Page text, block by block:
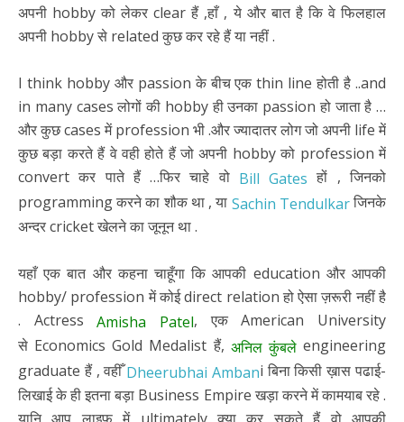
अपनी hobby को लेकर clear हैं ,हाँ , ये और बात है कि वे फिलहाल
अपनी hobby से related कुछ कर रहे हैं या नहीं .
I think hobby और passion के बीच एक thin line होती है ..and
in many cases लोगों की hobby ही उनका passion हो जाता है …
और कुछ cases में profession भी .और ज्यादातर लोग जो अपनी life में
कुछ बड़ा करते हैं वे वही होते हैं जो अपनी hobby को profession में
convert कर पाते हैं …फिर चाहे वो Bill Gates हों , जिनको
programming करने का शौक था , या Sachin Tendulkarजिनके
अन्दर cricket खेलने का जूनून था .
यहाँ एक बात और कहना चाहूँगा कि आपकी education और आपकी
hobby/ profession में कोई direct relation हो ऐसा ज़रूरी नहीं है
. Actress Amisha Patel, एक American University
से Economics Gold Medalist हैं, अनिल कुंबलेengineering
graduate हैं , वहीँDheerubhai Ambani बिना किसी ख़ास पढाई-
लिखाई के ही इतना बड़ा Business Empire खड़ा करने में कामयाब रहे .